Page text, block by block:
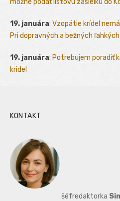
možné podať listovú zásielku do
19. januára: Vzopätie krídel
Pri dopravných a bežných
19. januára: Potrebujem poradiť
kridel
KONTAKT
šéfredaktorka